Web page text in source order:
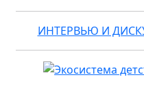
ИНТЕРВЬЮ И